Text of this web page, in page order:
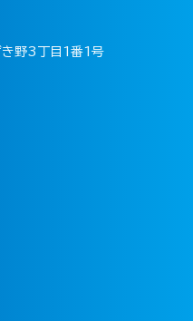
野3丁目1番1号